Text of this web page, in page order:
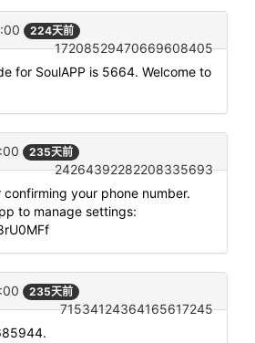
224天前
17208529470669608405
for SoulAPP is 5664. Welcome to
235天前
24264392282208335693
confirming your phone number.
to manage settings:
235天前
71534124364165617245